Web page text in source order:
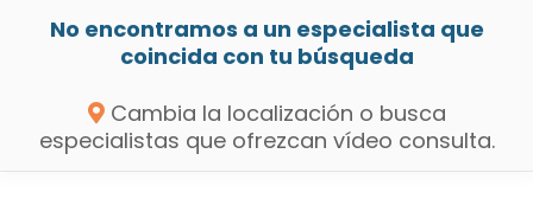
No encontramos a un especialista que
coincida con tu búsqueda
Cambia la localización o busca
especialistas que ofrezcan vídeo consulta.